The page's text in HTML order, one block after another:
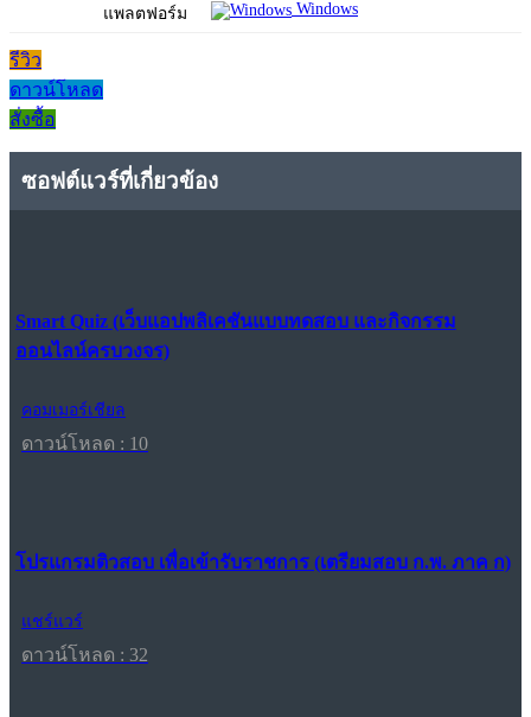
แพลตฟอร์ม Windows
รีวิว
ดาวน์โหลด
สั่งซื้อ
ซอฟต์แวร์ที่เกี่ยวข้อง
Smart Quiz (เว็บแอปพลิเคชันแบบทดสอบ และกิจกรรม
ออนไลน์ครบวงจร)
คอมเมอร์เชียล
ดาวน์โหลด : 10
โปรแกรมติวสอบ เพื่อเข้ารับราชการ (เตรียมสอบ ก.พ. ภาค ก)
แชร์แวร์
ดาวน์โหลด : 32